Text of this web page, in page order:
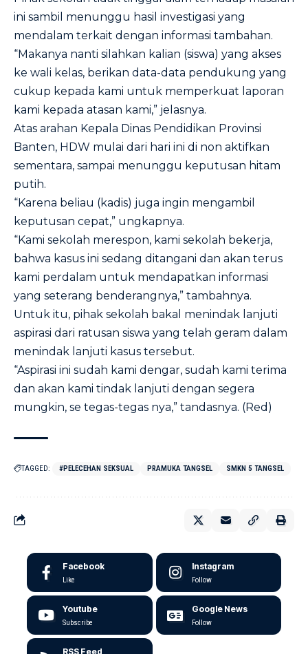
ini sambil menunggu hasil investigasi yang
mendalam terkait dengan informasi tambahan.
“Makanya nanti silahkan kalian (siswa) yang akses
ke wali kelas, berikan data-data pendukung yang
cukup kepada kami untuk memperkuat laporan
kami kepada atasan kami,” jelasnya.
Atas arahan Kepala Dinas Pendidikan Provinsi
Banten, HDW mulai dari hari ini di non aktifkan
sementara, sampai menunggu keputusan hitam
putih.
“Karena beliau (kadis) juga ingin mengambil
keputusan cepat,” ungkapnya.
“Kami sekolah merespon, kami sekolah bekerja,
bahwa kasus ini sedang ditangani dan akan terus
kami perdalam untuk mendapatkan informasi
yang seterang benderangnya,” tambahnya.
Untuk itu, pihak sekolah bakal menindak lanjuti
aspirasi dari ratusan siswa yang telah geram dalam
menindak lanjuti kasus tersebut.
“Aspirasi ini sudah kami dengar, sudah kami terima
dan akan kami tindak lanjuti dengan segera
mungkin, se tegas-tegas nya,” tandasnya. (Red)
TAGGED: #PELECEHAN SEKSUAL PRAMUKA TANGSEL SMKN 5 TANGSEL
Facebook
Like
Instagram
Follow
Youtube
Subscribe
Google News
Follow
RSS Feed